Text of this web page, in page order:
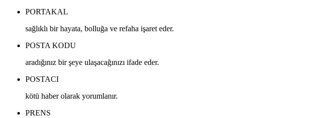
PORTAKAL
sağlıklı bir hayata, bolluğa ve refaha işaret eder.
POSTA KODU
aradığınız bir şeye ulaşacağınızı ifade eder.
POSTACI
kötü haber olarak yorumlanır.
PRENS